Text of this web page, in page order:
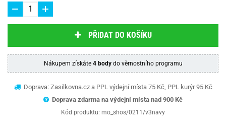
PŘIDAT DO KOŠÍKU
Nákupem získáte 4 bodydo věrnostního programu
Doprava: Zasilkovna.cz a PPL výdejní místa 75 Kč, PPL kurýr 95 Kč
Doprava zdarma na výdejní místa nad 900 Kč
Kód produktu: mo_shos/0211/v3navy